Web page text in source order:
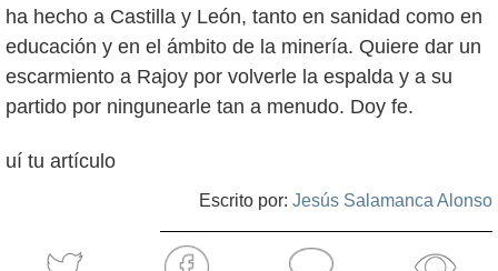
ha hecho a Castilla y León, tanto en sanidad como en
educación y en el ámbito de la minería. Quiere dar un
escarmiento a Rajoy por volverle la espalda y a su
partido por ningunearle tan a menudo. Doy fe.
uí tu artículo
Escrito por: Jesús Salamanca Alonso